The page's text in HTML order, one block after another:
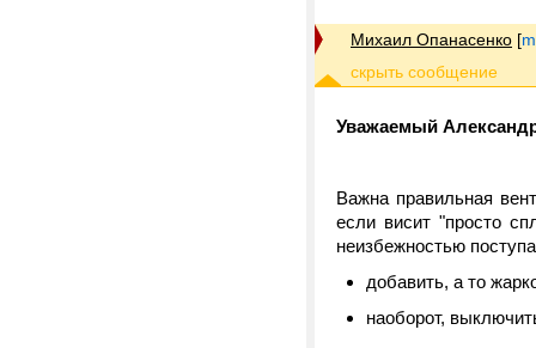
Михаил Опанасенко [
Уважаемый
Важна правильная
если висит "просто
неизбежностью
добавить, а то
наоборот,